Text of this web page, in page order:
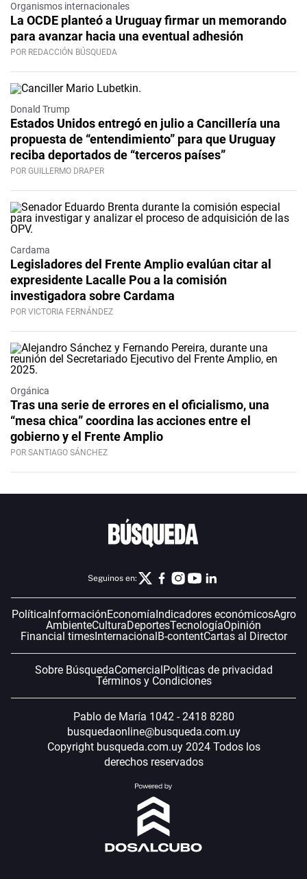
Organismos internacionales
La OCDE planteó a Uruguay firmar un memorando
para avanzar hacia una eventual adhesión
POR REDACCIÓN BÚSQUEDA
Donald Trump
Estados Unidos entregó en julio a Cancillería una
propuesta de “entendimiento” para que Uruguay
reciba deportados de “terceros países”
POR GUILLERMO DRAPER
Cardama
Legisladores del Frente Amplio evalúan citar al
expresidente Lacalle Pou a la comisión
investigadora sobre Cardama
POR VICTORIA FERNÁNDEZ
Orgánica
Tras una serie de errores en el oficialismo, una
“mesa chica” coordina las acciones entre el
gobierno y el Frente Amplio
POR SANTIAGO SÁNCHEZ
Seguinos en:
PolíticaInformaciónEconomíaIndicadores económicosAgro
AmbienteCulturaDeportesTecnologíaOpinión
Financial timesInternacionalB-contentCartas al Director
Sobre BúsquedaComercialPolíticas de privacidad
Términos y Condiciones
Pablo de María 1042 - 2418 8280
busquedaonline@busqueda.com.uy
Copyright busqueda.com.uy 2024 Todos los
derechos reservados